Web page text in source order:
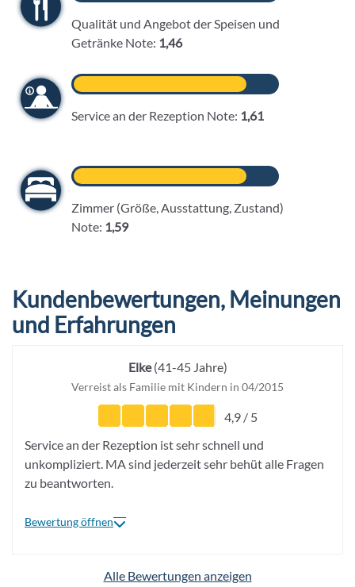
Qualität und Angebot der Speisen und
Getränke Note: 1,46
Service an der Rezeption Note: 1,61
Zimmer (Größe, Ausstattung, Zustand)
Note: 1,59
Kundenbewertungen, Meinungen
und Erfahrungen
Elke(41-45 Jahre)
Verreist als Familie mit Kindern in 04/2015
4,9 / 5
Service an der Rezeption ist sehr schnell und
unkompliziert. MA sind jederzeit sehr behüt alle Fragen
zu beantworten.
Bewertung öffnen
Alle Bewertungen anzeigen